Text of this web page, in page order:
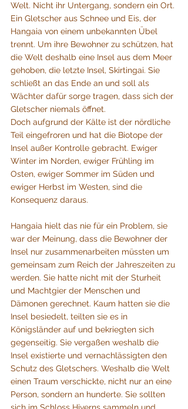
Welt. Nicht ihr Untergang, sondern ein Ort.
Ein Gletscher aus Schnee und Eis, der
Hangaia von einem unbekannten Übel
trennt. Um ihre Bewohner zu schützen, hat
die Welt deshalb eine Insel aus dem Meer
gehoben, die letzte Insel, Skirtingai. Sie
schließt an das Ende an und soll als
Wächter dafür sorge tragen, dass sich der
Gletscher niemals öffnet.
Doch aufgrund der Kälte ist der nördliche
Teil eingefroren und hat die Biotope der
Insel außer Kontrolle gebracht. Ewiger
Winter im Norden, ewiger Frühling im
Osten, ewiger Sommer im Süden und
ewiger Herbst im Westen, sind die
Konsequenz daraus.
Hangaia hielt das nie für ein Problem, sie
war der Meinung, dass die Bewohner der
Insel nur zusammenarbeiten müssten um
gemeinsam zum Reich der Jahreszeiten zu
werden. Sie hatte nicht mit der Sturheit
und Machtgier der Menschen und
Dämonen gerechnet. Kaum hatten sie die
Insel besiedelt, teilten sie es in
Königsländer auf und bekriegten sich
gegenseitig. Sie vergaßen weshalb die
Insel existierte und vernachlässigten den
Schutz des Gletschers. Weshalb die Welt
einen Traum verschickte, nicht nur an eine
Person, sondern an hunderte. Sie sollten